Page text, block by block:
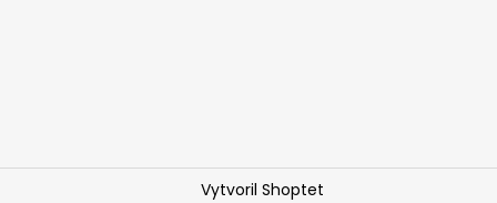
Vytvoril Shoptet